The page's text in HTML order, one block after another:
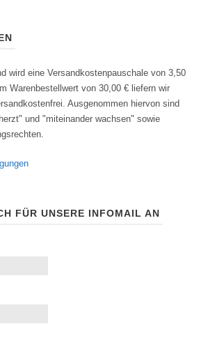
wird eine Versandkostenpauschale von 3,50
Warenbestellwert von 30,00 € liefern wir
Ausgenommen hiervon sind
und "miteinander wachsen" sowie
FÜR UNSERE INFOMAIL AN